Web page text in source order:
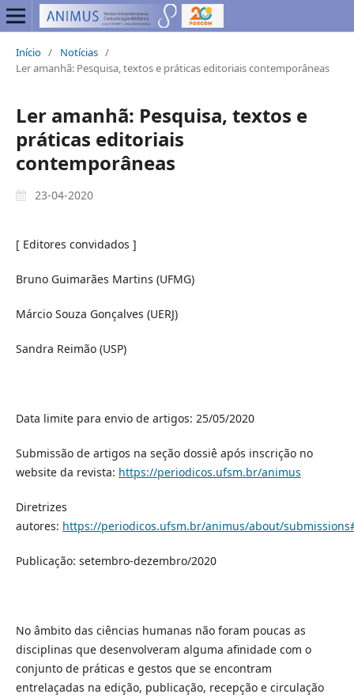
Início / Notícias /
Ler amanhã: Pesquisa, textos e práticas editoriais contemporâneas
Ler amanhã: Pesquisa, textos e
práticas editoriais
contemporâneas
23-04-2020
[ Editores convidados ]
Bruno Guimarães Martins (UFMG)
Márcio Souza Gonçalves (UERJ)
Sandra Reimão (USP)
Data limite para envio de artigos: 25/05/2020
Submissão de artigos na seção dossiê após inscrição no
website da revista: https://periodicos.ufsm.br/animus
Diretrizes
autores: https://periodicos.ufsm.br/animus/about/
Publicação: setembro-dezembro/2020
No âmbito das ciências humanas não foram poucas as
disciplinas que desenvolveram alguma afinidade com o
conjunto de práticas e gestos que se encontram
entrelaçadas na edição, publicação, recepção e circulação